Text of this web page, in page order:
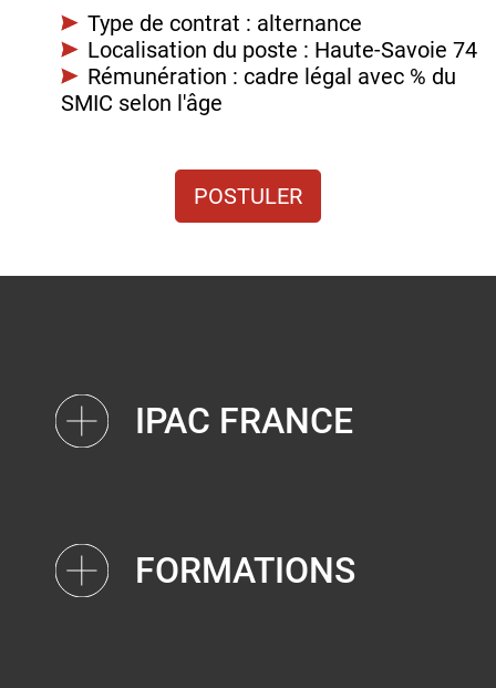
Type de contrat : alternance
Localisation du poste : Haute-Savoie 74
Rémunération : cadre légal avec % du
SMIC selon l'âge
POSTULER
IPAC FRANCE
FORMATIONS